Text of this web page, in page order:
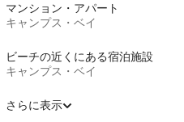
マンション・アパート
キャンプス・ベイ
ビーチの近くにある宿泊施設
キャンプス・ベイ
さらに表示